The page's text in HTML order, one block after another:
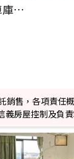
專約虎尾宜居風華車庫美別墅
售，各項責任
義房屋控制及負責